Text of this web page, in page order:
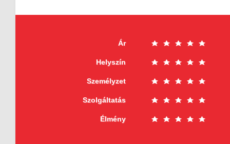
Ár
Helyszín
Személyzet
Szolgáltatás
Élmény